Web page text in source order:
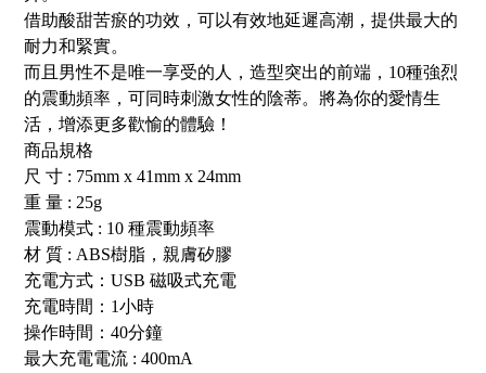
借助酸甜苦瘀的功效，可以有效地延遲高潮，提供最大的
耐力和緊實。
而且男性不是唯一享受的人，造型突出的前端，10種強烈
的震動頻率，可同時刺激女性的陰蒂。將為你的愛情生
活，增添更多歡愉的體驗！
商品規格
尺 寸 : 75mm x 41mm x 24mm
重 量 : 25g
震動模式 : 10 種震動頻率
材 質 : ABS樹脂，親膚矽膠
充電方式：USB 磁吸式充電
充電時間：1小時
操作時間：40分鐘
最大充電電流 : 400mA